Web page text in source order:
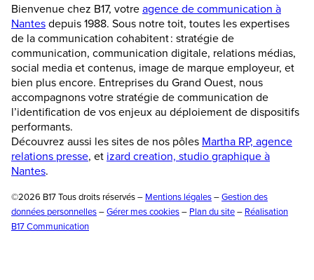
Bienvenue chez B17, votreagence de communication à
Nantesdepuis 1988. Sous notre toit, toutes les expertises
de la communication cohabitent : stratégie de
communication, communication digitale, relations médias,
social media et contenus, image de marque employeur, et
bien plus encore. Entreprises du Grand Ouest, nous
accompagnons votre stratégie de communication de
l’identification de vos enjeux au déploiement de dispositifs
performants.
Découvrez aussi les sites de nos pôles Martha RP, agence
relations presse, et izard creation, studio graphique à
Nantes.
©2026 B17 Tous droits réservés – Mentions légales–Gestion des
données personnelles–Gérer mes cookies– Plan du site– Réalisation
B17 Communication